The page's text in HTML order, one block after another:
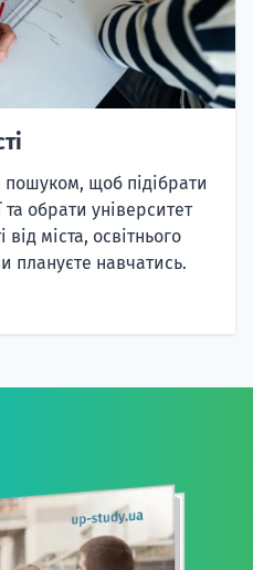
щоб підібрати
та обрати університет
міста, освітнього
плануєте навчатись.